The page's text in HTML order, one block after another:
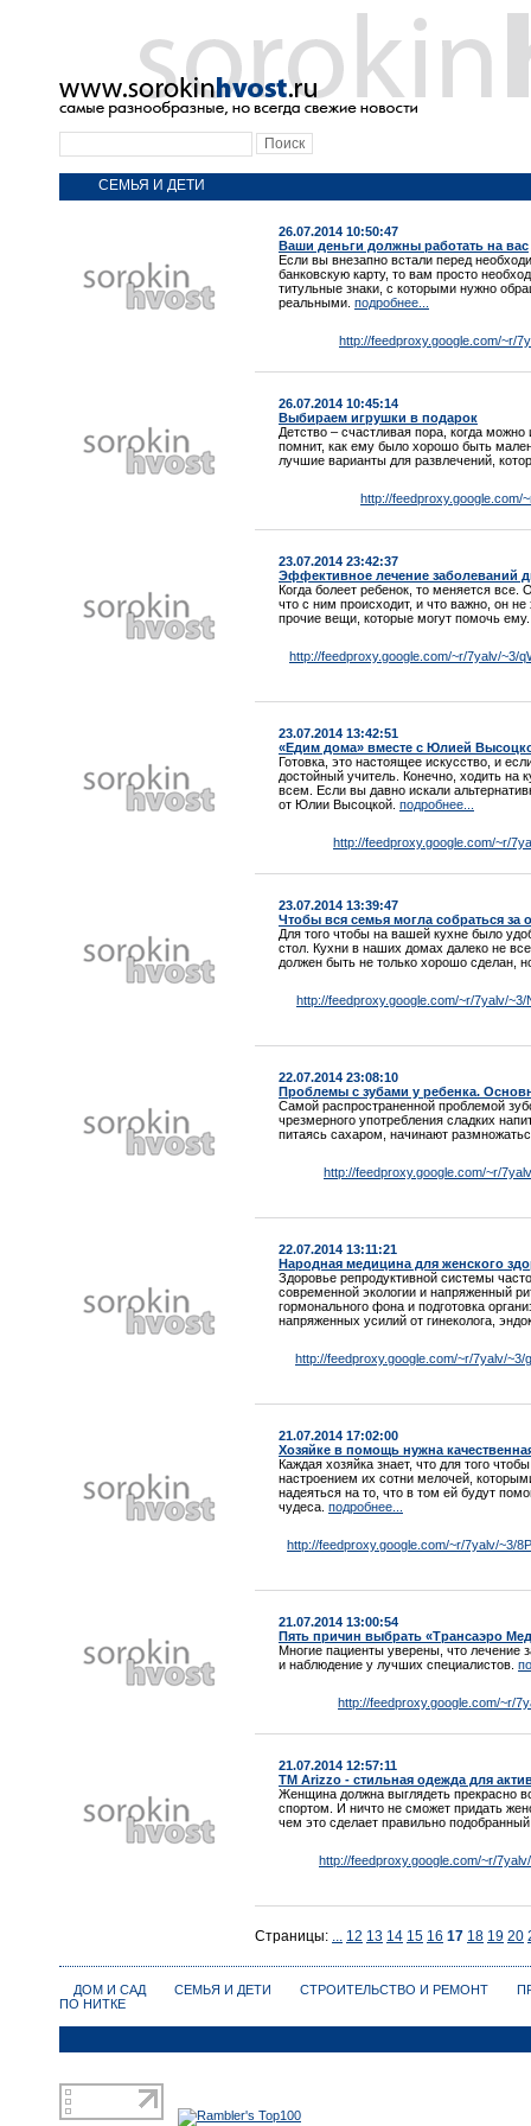
СЕМЬЯ И ДЕТИ
26.07.2014 10:50:47
Ваши деньги должны работать на вас
Если вы внезапно встали перед
банковскую карту, то вам просто
титульные знаки, с которыми нужно
реальными. подробнее...
http://feedproxy.google.com/~r/
26.07.2014 10:45:14
Выбираем игрушки в подарок
Детство – счастливая пора, когда
помнит, как ему было хорошо быть
лучшие варианты для развлечений,
http://feedproxy.google.com/
23.07.2014 23:42:37
Эффективное лечение заболеваний
Когда болеет ребенок, то меняется
что с ним происходит, и что важно, он
прочие вещи, которые могут помочь
http://feedproxy.google.com/~r/7yalv/~3/
23.07.2014 13:42:51
«Едим дома» вместе с Юлией
Готовка, это настоящее искусство, и
достойный учитель. Конечно, ходить на
всем. Если вы давно искали
от Юлии Высоцкой. подробнее...
http://feedproxy.google.com/~r/
23.07.2014 13:39:47
Чтобы вся семья могла собраться за
Для того чтобы на вашей кухне было
стол. Кухни в наших домах далеко не
должен быть не только хорошо сделан,
http://feedproxy.google.com/~r/7yalv/
22.07.2014 23:08:10
Проблемы с зубами у ребенка.
Самой распространенной проблемой
чрезмерного употребления сладких
питаясь сахаром, начинают
http://feedproxy.google.com/~r/
22.07.2014 13:11:21
Народная медицина для женского
Здоровье репродуктивной системы
современной экологии и напряженный
гормонального фона и подготовка
напряженных усилий от гинеколога,
http://feedproxy.google.com/~r/7yalv/
21.07.2014 17:02:00
Хозяйке в помощь нужна
Каждая хозяйка знает, что для того
настроением их сотни мелочей,
надеяться на то, что в том ей будут
чудеса. подробнее...
http://feedproxy.google.com/~r/7yalv/~3/
21.07.2014 13:00:54
Пять причин выбрать «Трансаэро
Многие пациенты уверены, что лечение
и наблюдение у лучших специалистов.
http://feedproxy.google.com/~r/
21.07.2014 12:57:11
ТМ Arizzo - стильная одежда для
Женщина должна выглядеть прекрасно
спортом. И ничто не сможет придать
чем это сделает правильно
http://feedproxy.google.com/~r/
Страницы: ... 12 13 14 15 16 17 18 19 20
ДОМ И САД СЕМЬЯ И ДЕТИ СТРОИТЕЛЬСТВО И РЕМОНТ
ПО НИТКЕ